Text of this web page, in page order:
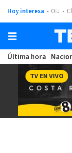
Hoy interesa OIJ
Última hora
TV EN VIVO